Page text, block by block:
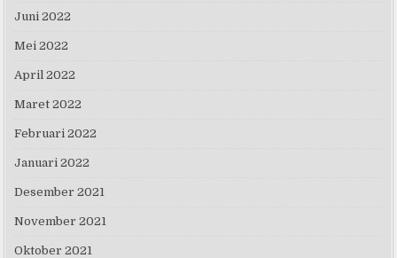
Juni 2022
Mei 2022
April 2022
Maret 2022
Februari 2022
Januari 2022
Desember 2021
November 2021
Oktober 2021